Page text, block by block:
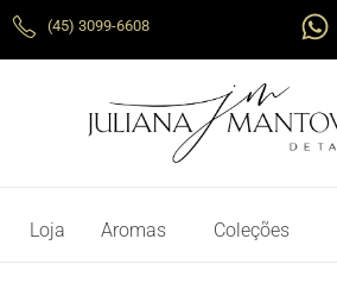
para
(45) 3099-6608
W
h
t
s
Loja Aromas Coleções